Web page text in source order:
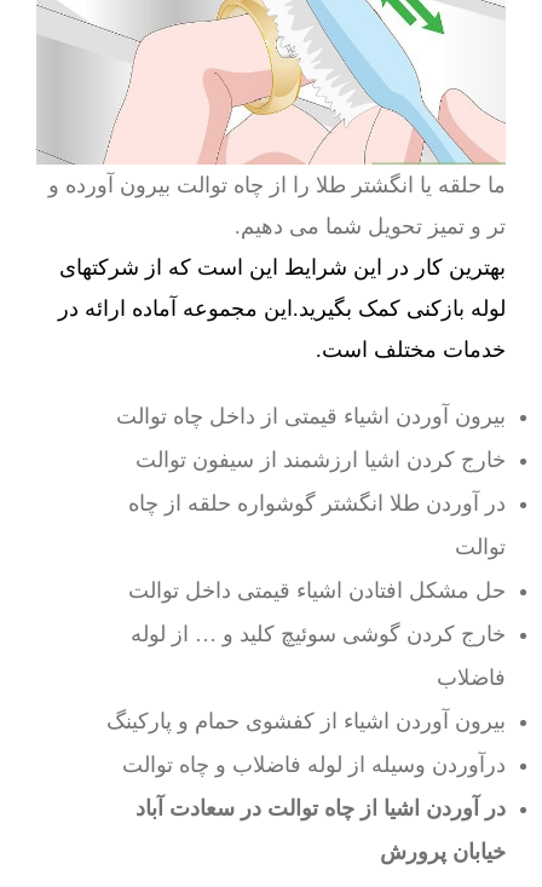
ما حلقه یا انگشتر طلا را از چاه توالت بیرون آورده و
تر و تمیز تحویل شما می دهیم.
بهترین کار در این شرایط این است که از شرکتهای
لوله بازکنی کمک بگیرید.این مجموعه آماده ارائه در
خدمات مختلف است.
بیرون آوردن اشیاء قیمتی از داخل چاه توالت
خارج کردن اشیا ارزشمند از سیفون توالت
در آوردن طلا انگشتر گوشواره حلقه از چاه
توالت
حل مشکل افتادن اشیاء قیمتی داخل توالت
خارج کردن گوشی سوئیچ کلید و … از لوله
فاضلاب
بیرون آوردن اشیاء از کفشوی حمام و پارکینگ
درآوردن وسیله از لوله فاضلاب و چاه توالت
در آوردن اشیا از چاه توالت در سعادت آباد
خیابان پرورش